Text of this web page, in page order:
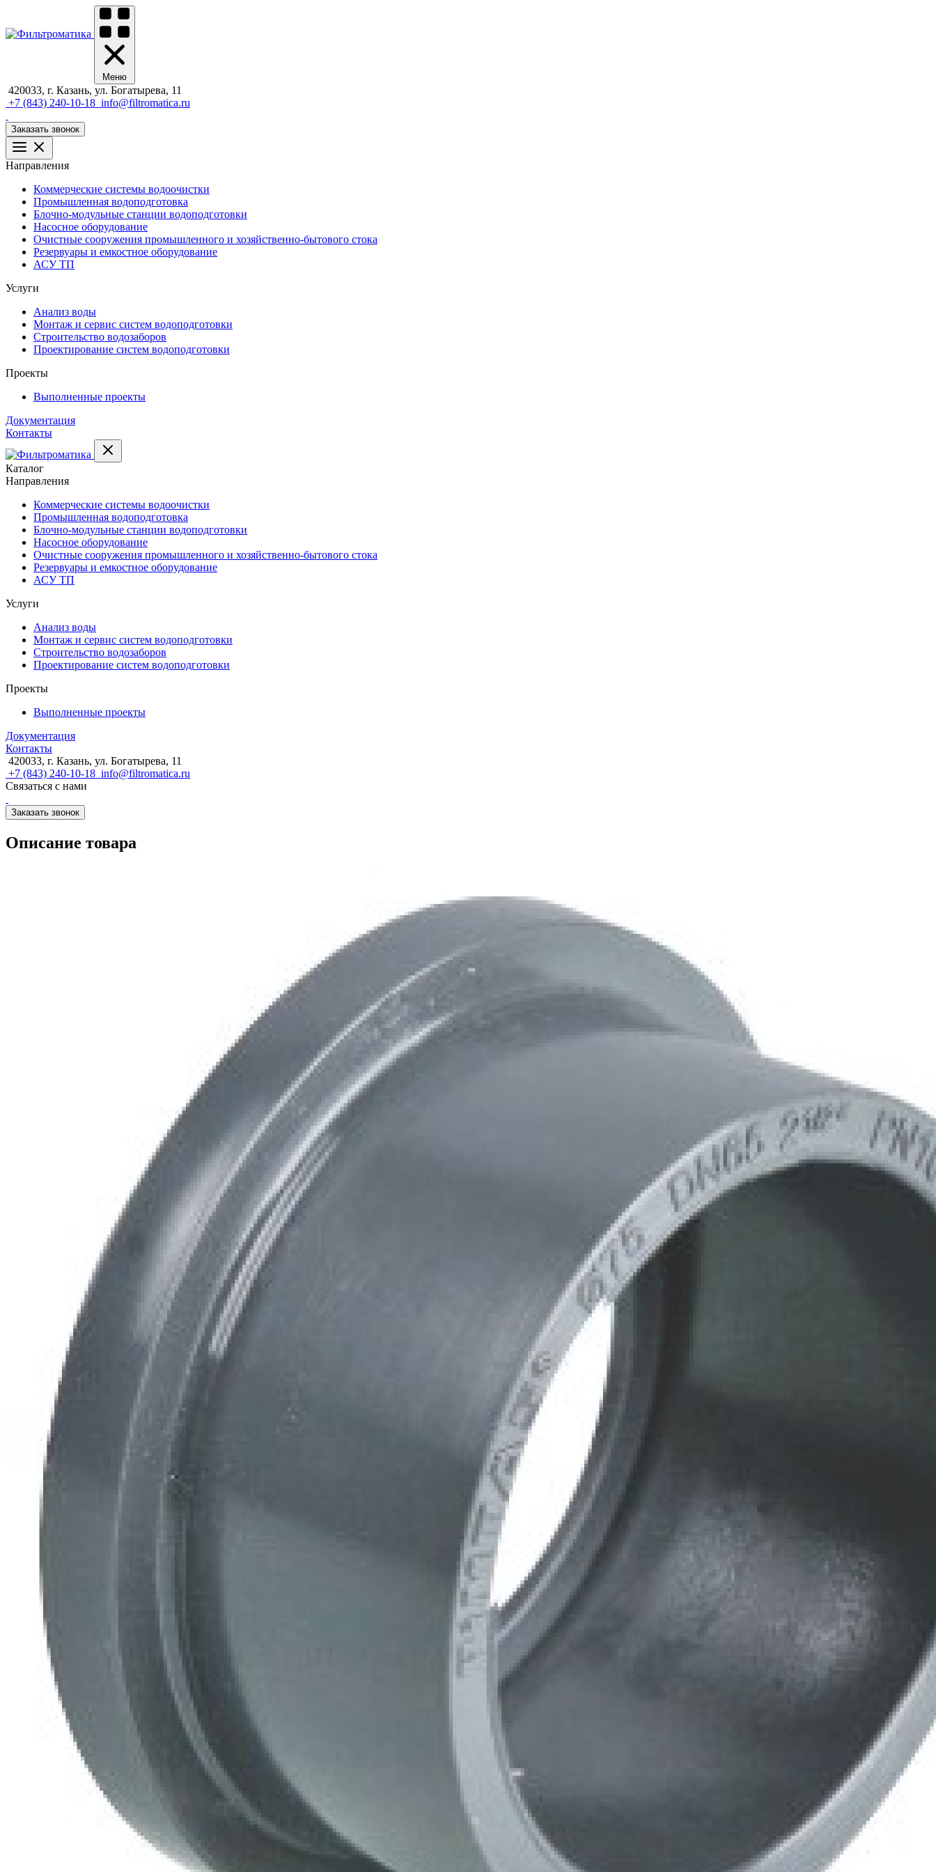
Меню
420033, г. Казань, ул. Богатырева, 11
+7 (843) 240-10-18 info@filtromatica.ru
Заказать звонок
Направления
Коммерческие системы водоочистки
Промышленная водоподготовка
Блочно-модульные станции водоподготовки
Насосное оборудование
Очистные сооружения промышленного и хозяйственно-бытового стока
Резервуары и емкостное оборудование
АСУ ТП
Услуги
Анализ воды
Монтаж и сервис систем водоподготовки
Строительство водозаборов
Проектирование систем водоподготовки
Проекты
Выполненные проекты
Документация
Контакты
Каталог
Направления
Коммерческие системы водоочистки
Промышленная водоподготовка
Блочно-модульные станции водоподготовки
Насосное оборудование
Очистные сооружения промышленного и хозяйственно-бытового стока
Резервуары и емкостное оборудование
АСУ ТП
Услуги
Анализ воды
Монтаж и сервис систем водоподготовки
Строительство водозаборов
Проектирование систем водоподготовки
Проекты
Выполненные проекты
Документация
Контакты
420033, г. Казань, ул. Богатырева, 11
+7 (843) 240-10-18 info@filtromatica.ru
Связаться с нами
Заказать звонок
Описание товара